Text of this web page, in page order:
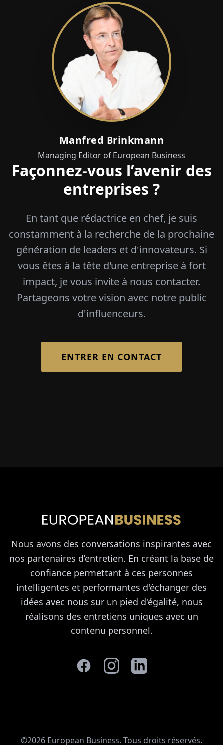
Manfred Brinkmann
Managing Editor of European Business
Façonnez-vous l’avenir des
entreprises ?
En tant que rédactrice en chef, je suis
constamment à la recherche de la prochaine
génération de leaders et d'innovateurs. Si
vous êtes à la tête d'une entreprise à fort
impact, je vous invite à nous contacter.
Partageons votre vision avec notre public
d'influenceurs.
ENTRER EN CONTACT
Nous avons des conversations inspirantes avec
nos partenaires d’entretien. En créant la base de
confiance permettant à ces personnes
intelligentes et performantes d'échanger des
idées avec nous sur un pied d'égalité, nous
réalisons des entretiens uniques avec un
contenu personnel.
©2026 European Business. Tous droits réservés.